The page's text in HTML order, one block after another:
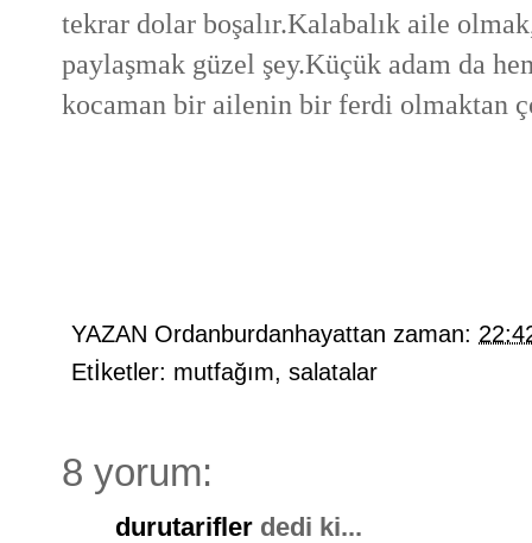
tekrar dolar boşalır.Kalabalık aile
paylaşmak güzel şey.Küçük adam da
kocaman bir ailenin bir ferdi olmaktan
YAZAN Ordanburdanhayattan zaman:
Etİketler: mutfağım, salatalar
8 yorum:
durutarifler dedi ki...